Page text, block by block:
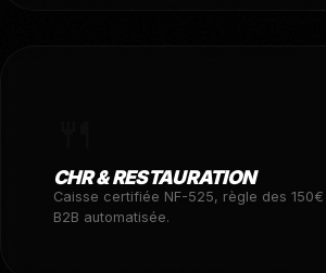
CHR & RESTAURATION
Caisse certifiée NF-525, règle des
B2B automatisée.